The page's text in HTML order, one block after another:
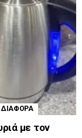
ΔΙΑΦΟΡΑ
με τον